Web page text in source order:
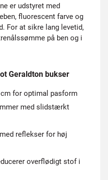
er udstyret med
fluorescent farve og
For at sikre lang levetid,
på ben og i
Geraldton bukser
for optimal pasform
med slidstærkt
reflekser for høj
overflødigt stof i